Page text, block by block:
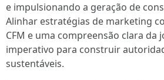
e impulsionando a geração de
Alinhar estratégias de marketing
CFM e uma compreensão clara da
imperativo para construir
sustentáveis.